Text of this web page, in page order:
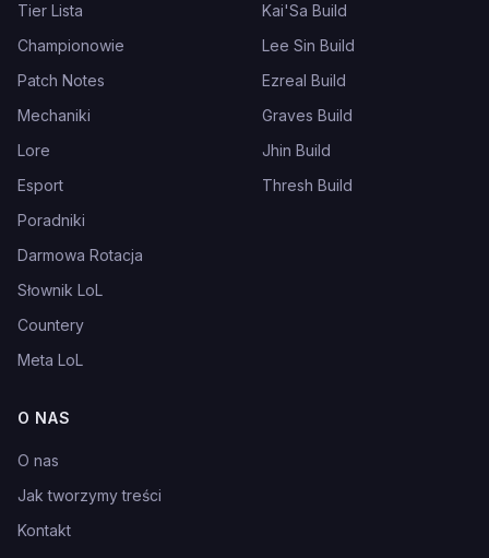
Tier Lista
Championowie
Patch Notes
Mechaniki
Lore
Esport
Poradniki
Darmowa Rotacja
Słownik LoL
Countery
Meta LoL
Kai'Sa Build
Lee Sin Build
Ezreal Build
Graves Build
Jhin Build
Thresh Build
O NAS
O nas
Jak tworzymy treści
Kontakt